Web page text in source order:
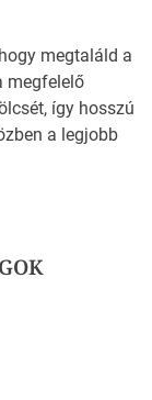
megtaláld a
megfelelő
így hosszú
a legjobb